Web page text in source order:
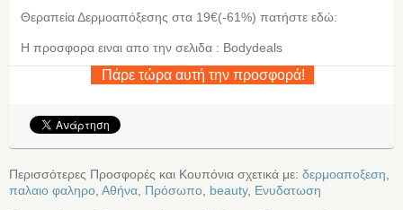
Θεραπεία Δερμοαπόξεσης στα 19€(-61%) πατήστε εδώ:
Η προσφορα ειναι απο την σελιδα : Bodydeals
Πάρε τώρα αυτή την προσφορά!
Περισσότερες Προσφορές και Κουπόνια σχετικά με: δερμοαποξεση
παλαιο φαληρο Αθήνα Πρόσωπο beauty, Ενυδατωση